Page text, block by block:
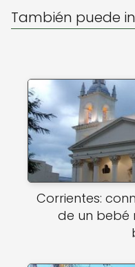
p o
k
También puede
Corrientes:
de un bebé